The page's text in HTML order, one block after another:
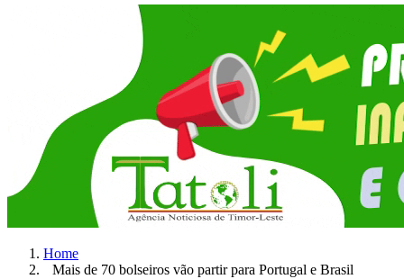
Home
Mais de 70 bolseiros vão partir para Portugal e Brasil